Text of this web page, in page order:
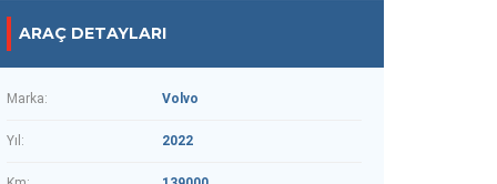
ARAÇ DETAYLARI
Marka: Volvo
Yıl: 2022